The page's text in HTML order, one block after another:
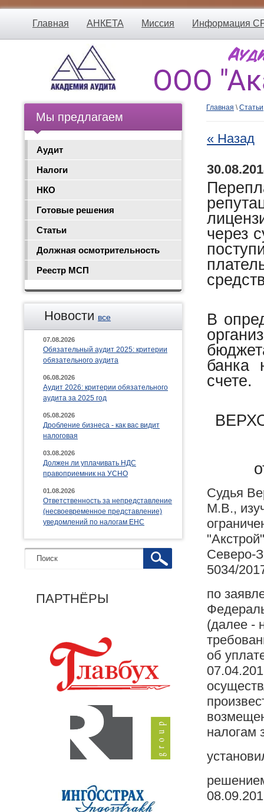
Главная АНКЕТА Миссия Информация
Мы предлагаем
Аудит
Налоги
НКО
Готовые решения
Статьи
Должная осмотрительность
Реестр МСП
Новости все
07.08.2026
Обязательный аудит 2025: критерии
обязательного аудита
06.08.2026
Аудит 2026: критерии обязательного
аудита за 2025 год
05.08.2026
Дробление бизнеса - как вас видит
налоговая
03.08.2026
Должен ли уплачивать НДС
правоприемник на УСНО
01.08.2026
Ответственность за непредставление
(несвоевременное представление)
уведомлений по налогам ЕНС
ПАРТНЁРЫ
Главная \Статьи
« Назад
через
В
банка
счете.
Судья
М.В.,
Северо-
5034/
по
(далее -
об
налогам